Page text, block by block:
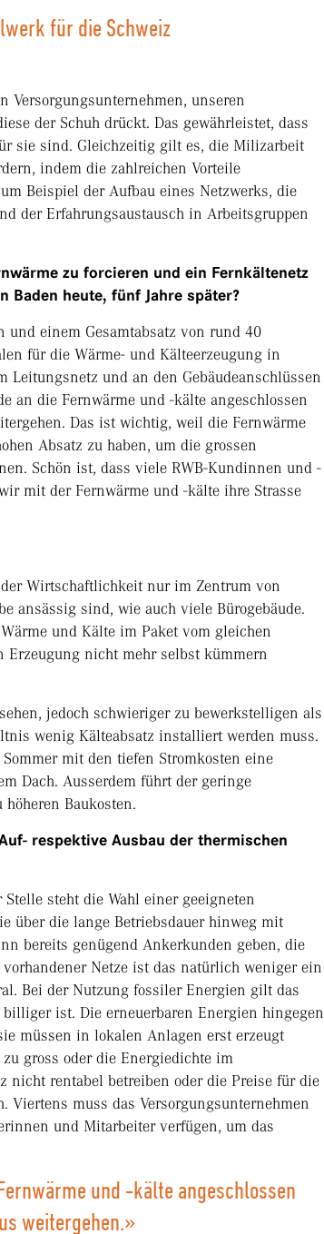
für die Schweiz
Versorgungsunternehmen, unseren
der Schuh drückt. Das gewährleistet, dass
sie sind. Gleichzeitig gilt es, die Milizarbeit
indem die zahlreichen Vorteile
Beispiel der Aufbau eines Netzwerks, die
der Erfahrungsaustausch in Arbeitsgruppen
zu forcieren und ein Fernkältenetz
Baden heute, fünf Jahre später?
einem Gesamtabsatz von rund 40
für die Wärme- und Kälteerzeugung in
Leitungsnetz und an den Gebäudeanschlüssen
an die Fernwärme und -kälte angeschlossen
Das ist wichtig, weil die Fernwärme
Absatz zu haben, um die grossen
Schön ist, dass viele RWB-Kundinnen und -
mit der Fernwärme und -kälte ihre Strasse
Wirtschaftlichkeit nur im Zentrum von
ansässig sind, wie auch viele Bürogebäude.
und Kälte im Paket vom gleichen
Erzeugung nicht mehr selbst kümmern
jedoch schwieriger zu bewerkstelligen als
wenig Kälteabsatz installiert werden muss.
mit den tiefen Stromkosten eine
Dach. Ausserdem führt der geringe
Baukosten.
respektive Ausbau der thermischen
steht die Wahl einer geeigneten
über die lange Betriebsdauer hinweg mit
bereits genügend Ankerkunden geben, die
Netze ist das natürlich weniger ein
Bei der Nutzung fossiler Energien gilt das
ist. Die erneuerbaren Energien hingegen
müssen in lokalen Anlagen erst erzeugt
gross oder die Energiedichte im
nicht rentabel betreiben oder die Preise für die
Viertens muss das Versorgungsunternehmen
und Mitarbeiter verfügen, um das
und -kälte angeschlossen
weitergehen.»